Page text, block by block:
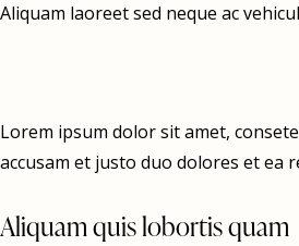
Aliquam laoreet sed neque ac
Lorem ipsum dolor sit amet,
accusam et justo duo dolores et ea
Aliquam quis lobortis quam